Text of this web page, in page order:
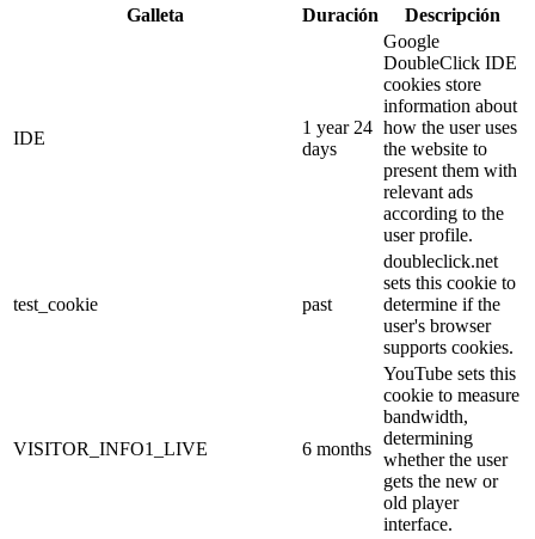
Galleta Duración Descripción
IDE
1 year 24
days
Google
DoubleClick IDE
cookies store
information about
how the user uses
the website to
present them with
relevant ads
according to the
user profile.
test_cookie past
doubleclick.net
sets this cookie to
determine if the
user's browser
supports cookies.
VISITOR_INFO1_LIVE 6 months
YouTube sets this
cookie to measure
bandwidth,
determining
whether the user
gets the new or
old player
interface.